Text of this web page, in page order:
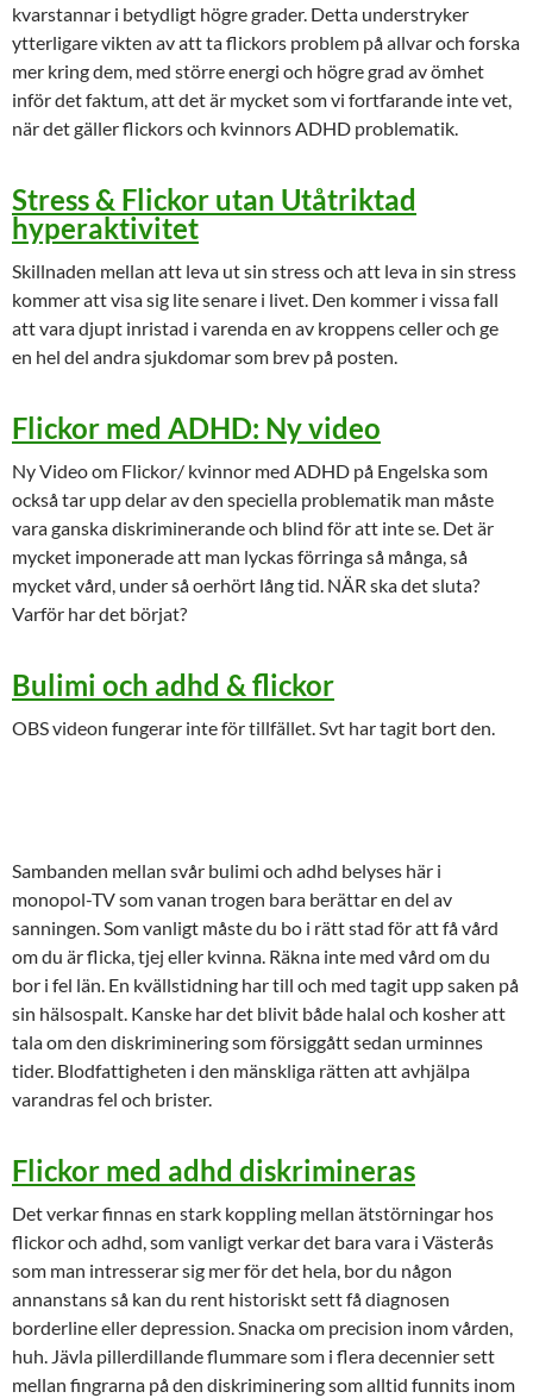
kvarstannar i betydligt högre grader. Detta understryker
ytterligare vikten av att ta flickors problem på allvar och forska
mer kring dem, med större energi och högre grad av ömhet
inför det faktum, att det är mycket som vi fortfarande inte vet,
när det gäller flickors och kvinnors ADHD problematik.
Stress & Flickor utan Utåtriktad
hyperaktivitet
Skillnaden mellan att leva ut sin stress och att leva in sin stress
kommer att visa sig lite senare i livet. Den kommer i vissa fall
att vara djupt inristad i varenda en av kroppens celler och ge
en hel del andra sjukdomar som brev på posten.
Flickor med ADHD: Ny video
Ny Video om Flickor/ kvinnor med ADHD på Engelska som
också tar upp delar av den speciella problematik man måste
vara ganska diskriminerande och blind för att inte se. Det är
mycket imponerade att man lyckas förringa så många, så
mycket vård, under så oerhört lång tid. NÄR ska det sluta?
Varför har det börjat?
Bulimi och adhd & flickor
OBS videon fungerar inte för tillfället. Svt har tagit bort den.
Sambanden mellan svår bulimi och adhd belyses här i
monopol-TV som vanan trogen bara berättar en del av
sanningen. Som vanligt måste du bo i rätt stad för att få vård
om du är flicka, tjej eller kvinna. Räkna inte med vård om du
bor i fel län. En kvällstidning har till och med tagit upp saken på
sin hälsospalt. Kanske har det blivit både halal och kosher att
tala om den diskriminering som försiggått sedan urminnes
tider. Blodfattigheten i den mänskliga rätten att avhjälpa
varandras fel och brister.
Flickor med adhd diskrimineras
Det verkar finnas en stark koppling mellan ätstörningar hos
flickor och adhd, som vanligt verkar det bara vara i Västerås
som man intresserar sig mer för det hela, bor du någon
annanstans så kan du rent historiskt sett få diagnosen
borderline eller depression. Snacka om precision inom vården,
huh. Jävla pillerdillande flummare som i flera decennier sett
mellan fingrarna på den diskriminering som alltid funnits inom